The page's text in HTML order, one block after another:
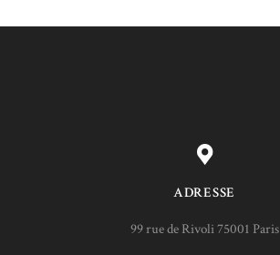
ADRESSE
99 rue de Rivoli 75001 Paris